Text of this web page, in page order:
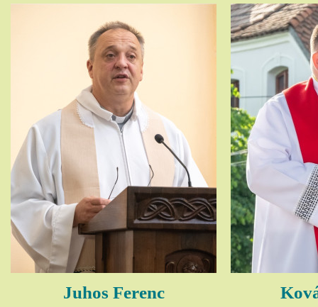
Juhos Ferenc